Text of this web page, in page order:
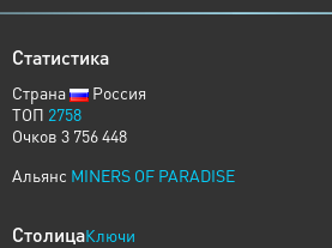
Статистика
Страна
Россия
ТОП 2758
Очков 3 756 448
Альянс MINERS OF PARADISE
СтолицаКлючи